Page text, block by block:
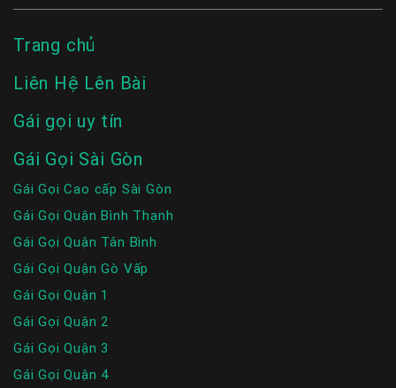
Trang chủ
Liên Hệ Lên Bài
Gái gọi uy tín
Gái Gọi Sài Gòn
Gái Gọi Cao cấp Sài Gòn
Gái Gọi Quận Bình Thạnh
Gái Gọi Quận Tân Bình
Gái Gọi Quận Gò Vấp
Gái Gọi Quận 1
Gái Gọi Quận 2
Gái Gọi Quận 3
Gái Gọi Quận 4